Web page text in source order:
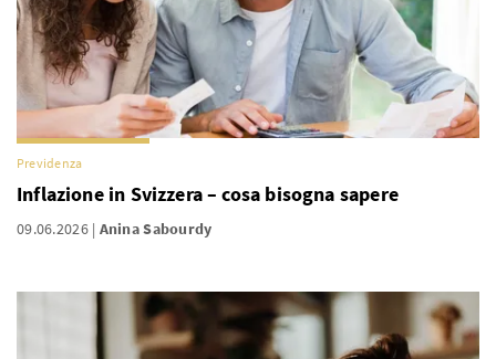
Previdenza
Inflazione in Svizzera – cosa bisogna sapere
09.06.2026 Anina Sabourdy